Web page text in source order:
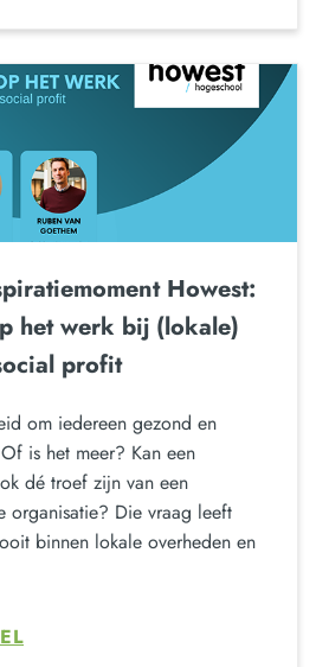
Howest:
het werk bij (lokale)
profit
om iedereen gezond en
is het meer? Kan een
dé troef zijn van een
organisatie? Die vraag leeft
binnen lokale overheden en